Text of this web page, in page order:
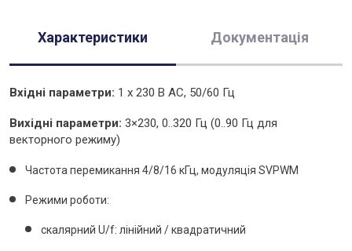
Характеристики Документація
Вхідні параметри: 1 х 230 В AC, 50/60 Гц
Вихідні параметри: 3×230, 0..320 Гц (0..90 Гц для
векторного режиму)
Частота перемикання 4/8/16 кГц, модуляція SVPWM
Режими роботи:
скалярний U/f: лінійний / квадратичний